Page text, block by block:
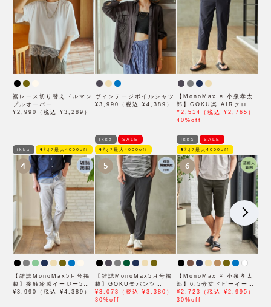
裾レース切り替えドルマン
プルオーバー
¥2,990（税込 ¥3,289）
ヴィンテージボイルシャツ
¥3,990（税込 ¥4,389）
【MonoMax × 小泉孝太
郎】GOKU楽 AIRクロッ
プドパンツ「小泉孝太郎さ
ん着用モデル」
¥2,514（税込 ¥2,765）
40%off
ikka ﾓｱｵﾌ最大4000off
4
【雑誌MonoMax5月号掲
載】接触冷感イージー5ポ
ケット
¥3,990（税込 ¥4,389）
ikka SALE
ﾓｱｵﾌ最大4000off
5
【雑誌MonoMax5月号掲
載】GOKU楽パンツ
EASY STRETCH 冷感ア
ンクル【接触冷感】「小泉
¥3,073（税込 ¥3,380）
30%off
ikka SALE
ﾓｱｵﾌ最大4000off
6
【MonoMax × 小泉孝太
郎】6.5分丈ドビーイージ
ーハーフパンツ「小泉孝太
郎さん着用モデル」
¥2,723（税込 ¥2,995）
30%off